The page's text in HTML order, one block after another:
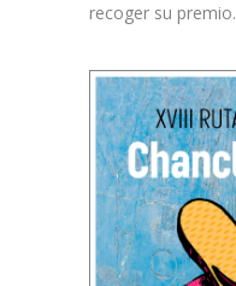
recoger su premio.